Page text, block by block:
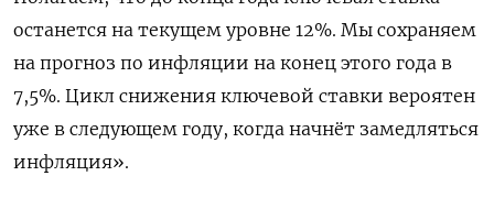
останется на текущем уровне 12%. Мы сохраняем
на прогноз по инфляции на конец этого года в
7,5%. Цикл снижения ключевой ставки вероятен
уже в следующем году, когда начнёт замедляться
инфляция».